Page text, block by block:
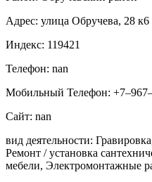
Адрес: улица Обручева, 28 к6
Индекс: 119421
Телефон: nan
Мобильный Телефон:
Сайт: nan
вид деятельности:
Ремонт / установка
мебели, Электромонтажные